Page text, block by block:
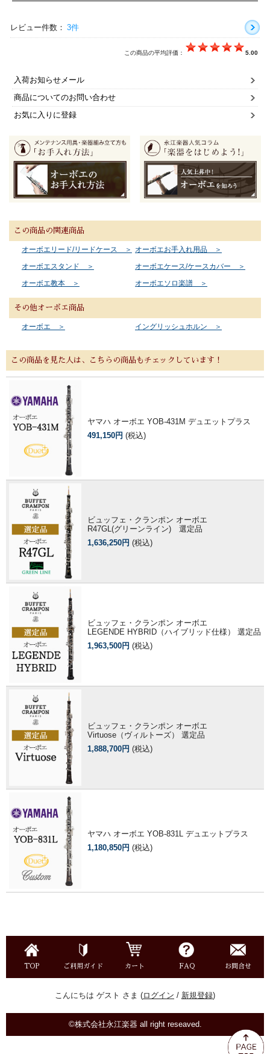
レビュー件数： 3件
この商品の平均評価： 5.00
入荷お知らせメール
商品についてのお問い合わせ
お気に入りに登録
この商品の関連商品
オーボエリード/リードケース ＞
オーボエお手入れ用品 ＞
オーボエスタンド ＞
オーボエケース/ケースカバー ＞
オーボエ教本 ＞
オーボエソロ楽譜 ＞
その他オーボエ商品
オーボエ ＞ イングリッシュホルン ＞
この商品を見た人は、こちらの商品もチェックしています！
ヤマハ オーボエ YOB-431M デュエットプラス
491,150円 (税込)
ビュッフェ・クランポン オーボエ
R47GL(グリーンライン) 選定品
1,636,250円 (税込)
ビュッフェ・クランポン オーボエ
LEGENDE HYBRID（ハイブリッド仕様） 選定品
1,963,500円 (税込)
ビュッフェ・クランポン オーボエ
Virtuose（ヴィルトーズ） 選定品
1,888,700円 (税込)
ヤマハ オーボエ YOB-831L デュエットプラス
1,180,850円 (税込)
TOP ご利用ガイド カート FAQ お問合せ
こんにちは ゲスト さま (ログイン / 新規登録)
©株式会社永江楽器 all right reseaved.